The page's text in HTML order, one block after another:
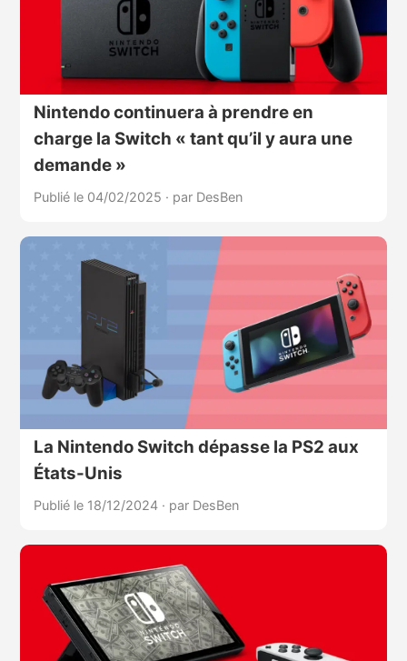
Nintendo continuera à prendre en
charge la Switch « tant qu’il y aura une
demande »
Publié le 04/02/2025 · par DesBen
La Nintendo Switch dépasse la PS2 aux
États-Unis
Publié le 18/12/2024 · par DesBen